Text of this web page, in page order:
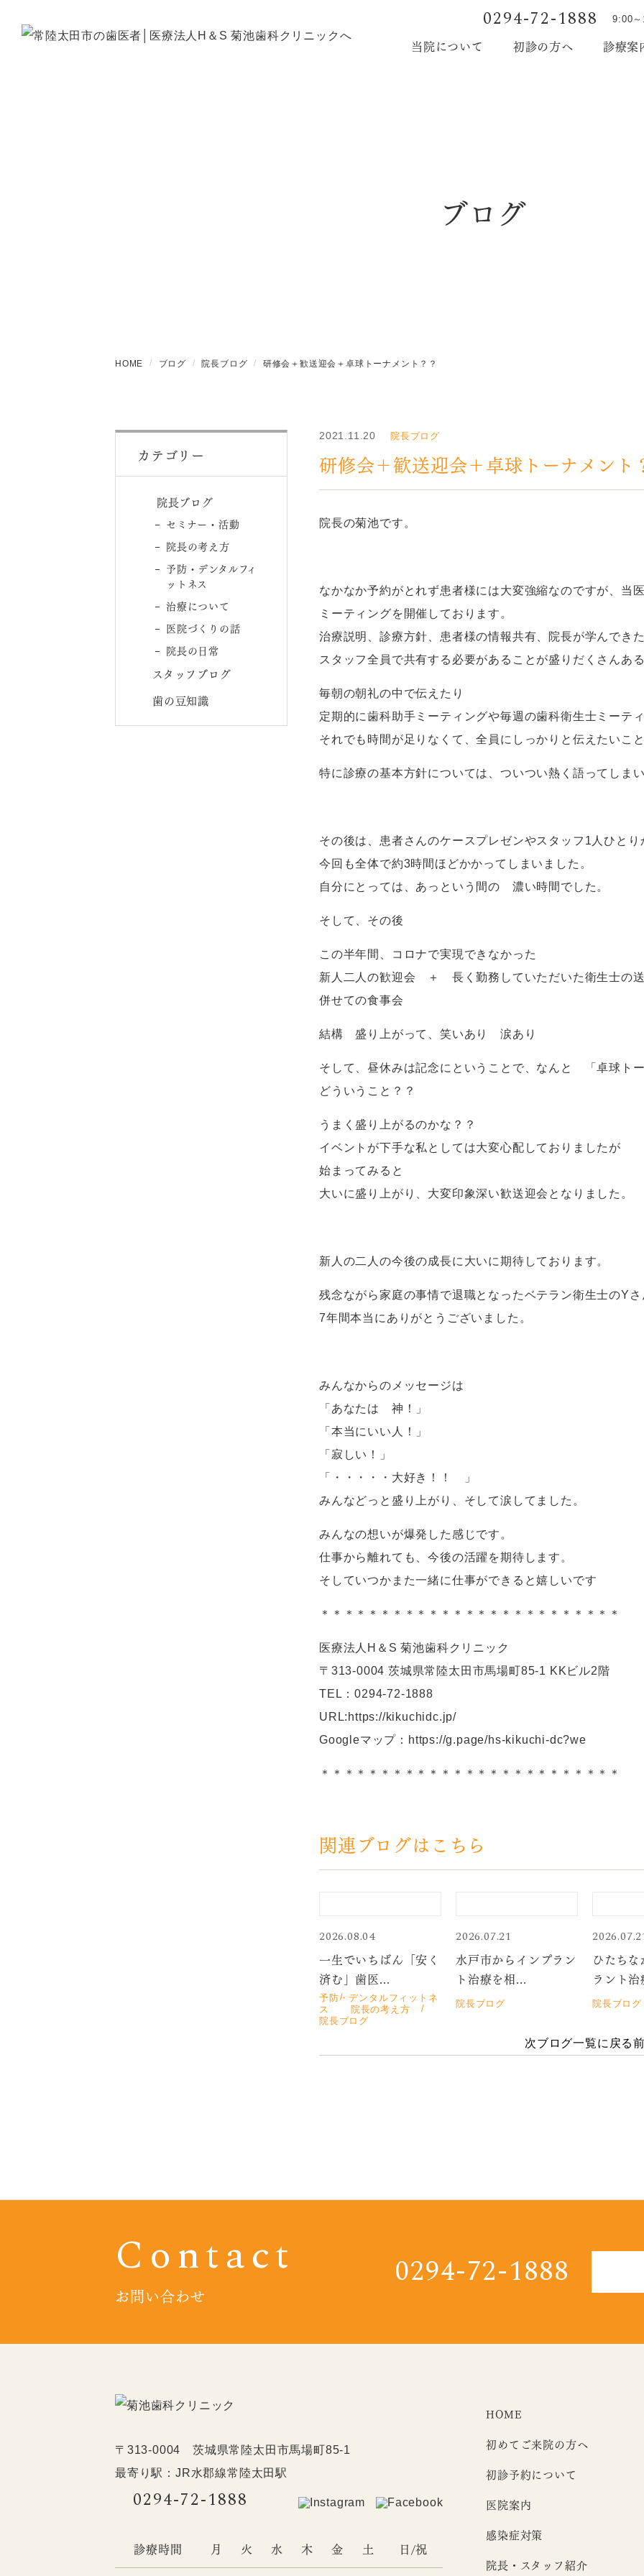
0294-72-1888 9:00
当院について 初診の方へ 診療案
ブログ
HOME ブログ 院長ブログ 研修会＋歓送迎会＋卓球トーナメント？？
カテゴリー
院長ブログ
セミナー・活動
院長の考え方
予防・デンタルフィ
ットネス
治療について
医院づくりの話
院長の日常
スタッフブログ
歯の豆知識
2021.11.20 院長ブログ
研修会＋歓送迎会＋卓球トーナメント
院長の菊池です。
なかなか予約がとれず患者様には大変強縮なのですが、当
ミーティングを開催しております。
治療説明、診療方針、患者様の情報共有、院長が学んでき
スタッフ全員で共有する必要があることが盛りだくさんあ
毎朝の朝礼の中で伝えたり
定期的に歯科助手ミーティングや毎週の歯科衛生士ミーテ
それでも時間が足りなくて、全員にしっかりと伝えたいこ
特に診療の基本方針については、ついつい熱く語ってしま
その後は、患者さんのケースプレゼンやスタッフ1人ひと
今回も全体で約3時間ほどかかってしまいました。
自分にとっては、あっという間の 濃い時間でした。
そして、その後
この半年間、コロナで実現できなかった
新人二人の歓迎会 ＋ 長く勤務していただいた衛生士の
併せての食事会
結構 盛り上がって、笑いあり 涙あり
そして、昼休みは記念にということで、なんと 「卓球ト
どういうこと？？
うまく盛り上がるのかな？？
イベントが下手な私としては大変心配しておりましたが
始まってみると
大いに盛り上がり、大変印象深い歓送迎会となりました。
新人の二人の今後の成長に大いに期待しております。
残念ながら家庭の事情で退職となったベテラン衛生士のYさ
7年間本当にありがとうございました。
みんなからのメッセージは
「あなたは 神！」
「本当にいい人！」
「寂しい！」
「・・・・・大好き！！ 」
みんなどっと盛り上がり、そして涙してました。
みんなの想いが爆発した感じです。
仕事から離れても、今後の活躍を期待します。
そしていつかまた一緒に仕事ができると嬉しいです
＊＊＊＊＊＊＊＊＊＊＊＊＊＊＊＊＊＊＊＊＊＊＊＊＊
医療法人H＆S 菊池歯科クリニック
〒313-0004 茨城県常陸太田市馬場町85-1 KKビル2階
TEL：0294-72-1888
URL:https://kikuchidc.jp/
Googleマップ：https://g.page/hs-kikuchi-dc?we
＊＊＊＊＊＊＊＊＊＊＊＊＊＊＊＊＊＊＊＊＊＊＊＊＊
関連ブログはこちら
2026.08.04
一生でいちばん「安く
済む」歯医...
予防・デンタルフィットネ
ス
院長の考え方
院長ブログ
2026.07.21
水戸市からインプラン
ト治療を相...
院長ブログ
ひたち
ラント
院長ブログ
次ブログ一覧に戻る
Contact
お問い合わせ
0294-72-1888
〒313-0004 茨城県常陸太田市馬場町85-1
最寄り駅：JR水郡線常陸太田駅
0294-72-1888
診療時間 月 火 水 木 金 土 日/祝
HOME
初めてご来院の方へ
初診予約について
医院案内
感染症対策
院長・スタッフ紹介